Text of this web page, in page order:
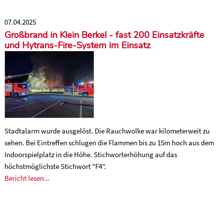
07.04.2025
Großbrand in Klein Berkel - fast 200 Einsatzkräfte
und Hytrans-Fire-System im Einsatz
Stadtalarm wurde ausgelöst. Die Rauchwolke war kilometerweit zu
sehen. Bei Eintreffen schlugen die Flammen bis zu 15m hoch aus dem
Indoorspielplatz in die Höhe. Stichworterhöhung auf das
höchstmöglichste Stichwort "F4".
Bericht lesen...